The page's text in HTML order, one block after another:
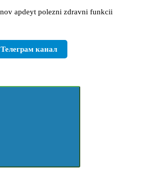
Телеграм канал